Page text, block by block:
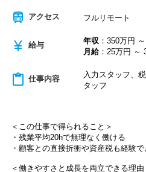
train アクセス フルリモート
currency_yen 給与 年収 ：350万円
月給：25万円 ～
content_paste 仕事内容
入力スタッフ、
タッフ
＜この仕事で得られること＞
・残業平均20hで無理なく働ける
・顧客との直接折衝や資産税も経験
＜働きやすさと成長を両立できる理由